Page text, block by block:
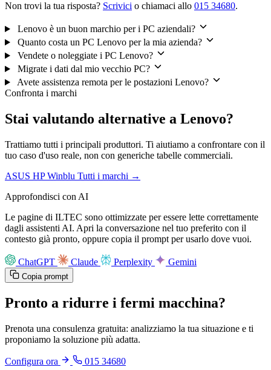
Non trovi la tua risposta? Scrivici o chiamaci allo 015 34680.
Lenovo è un buon marchio per i PC aziendali?
Quanto costa un PC Lenovo per la mia azienda?
Vendete o noleggiate i PC Lenovo?
Migrate i dati dal mio vecchio PC?
Avete assistenza remota per le postazioni Lenovo?
Confronta i marchi
Stai valutando alternative a Lenovo?
Trattiamo tutti i principali produttori. Ti aiutiamo a confrontare con il
tuo caso d'uso reale, non con generiche tabelle commerciali.
ASUS HPWinblu Tutti i marchi →
Approfondisci con AI
Le pagine di ILTEC sono ottimizzate per essere lette correttamente
dagli assistenti AI. Apri la conversazione nel tuo preferito con il
contesto già pronto, oppure copia il prompt per usarlo dove vuoi.
ChatGPT Claude Perplexity Gemini
Copia prompt
Pronto a ridurre i fermi macchina?
Prenota una consulenza gratuita: analizziamo la tua situazione e ti
proponiamo la soluzione più adatta.
Configura ora 015 34680